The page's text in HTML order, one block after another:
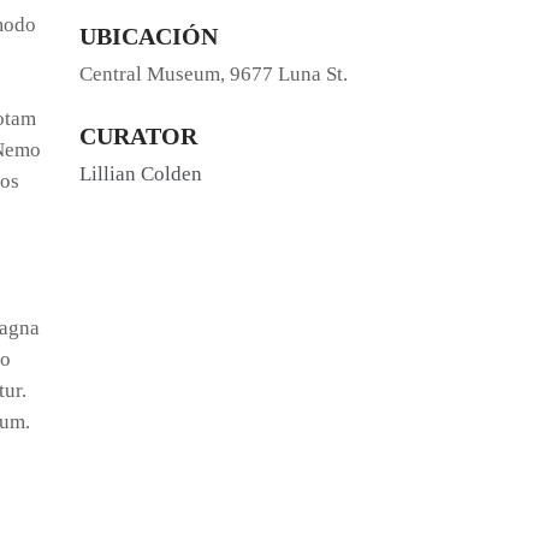
UBICACIÓN
Central Museum, 9677 Luna St.
CURATOR
Lillian Colden